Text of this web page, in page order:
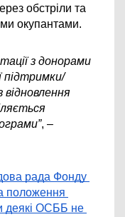
обстріли та
окупантами.
з донорами
підтримки/
, –
рада Фонду
положення
деякі ОСББ не